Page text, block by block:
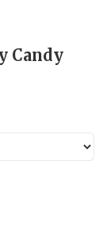
Candy